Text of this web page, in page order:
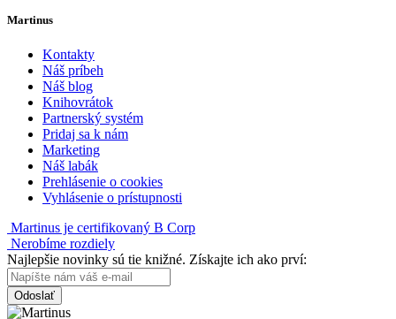
Martinus
Kontakty
Náš príbeh
Náš blog
Knihovrátok
Partnerský systém
Pridaj sa k nám
Marketing
Náš labák
Prehlásenie o cookies
Vyhlásenie o prístupnosti
Martinus je certifikovaný B Corp
Nerobíme rozdiely
Najlepšie novinky sú tie knižné. Získajte ich ako prví:
Odoslať